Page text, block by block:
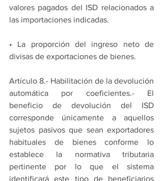
valores pagados del ISD relacionados a
las importaciones indicadas.
• La proporción del ingreso neto de
divisas de exportaciones de bienes.
Artículo 8.- Habilitación de la devolución
automática por coeficientes.- El
beneficio de devolución del ISD
corresponde únicamente a aquellos
sujetos pasivos que sean exportadores
habituales de bienes conforme lo
establece la normativa tributaria
pertinente por lo que el sistema
identificará este tipo de beneficiarios